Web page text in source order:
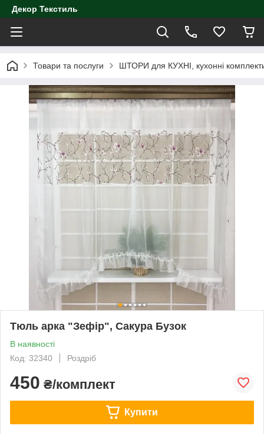
Декор Текстиль
Товари та послуги ШТОРИ для КУХНІ, кухонні
Тюль арка "Зефір", Сакура Бузок
В наявності
Код: 32340
Роздріб
450 ₴/комплект
Купити